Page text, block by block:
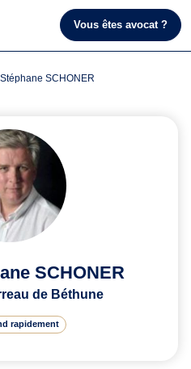
Vous êtes avocat ?
Stéphane SCHONER
SCHONER
de Béthune
rapidement